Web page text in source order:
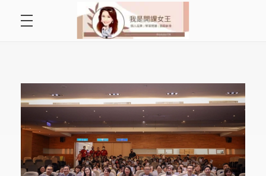
最愛讀書會
遇見好課程
挺公益活動